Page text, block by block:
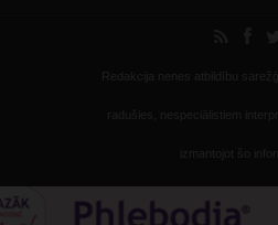
Redakcija nenes atbildību